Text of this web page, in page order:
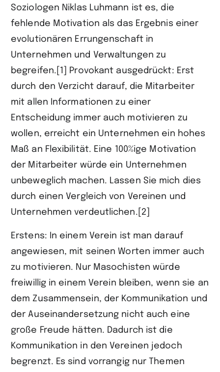
Soziologen Niklas Luhmann ist es, die
fehlende Motivation als das Ergebnis einer
evolutionären Errungenschaft in
Unternehmen und Verwaltungen zu
begreifen.[1] Provokant ausgedrückt: Erst
durch den Verzicht darauf, die Mitarbeiter
mit allen Informationen zu einer
Entscheidung immer auch motivieren zu
wollen, erreicht ein Unternehmen ein hohes
Maß an Flexibilität. Eine 100%ige Motivation
der Mitarbeiter würde ein Unternehmen
unbeweglich machen. Lassen Sie mich dies
durch einen Vergleich von Vereinen und
Unternehmen verdeutlichen.[2]
Erstens: In einem Verein ist man darauf
angewiesen, mit seinen Worten immer auch
zu motivieren. Nur Masochisten würde
freiwillig in einem Verein bleiben, wenn sie an
dem Zusammensein, der Kommunikation und
der Auseinandersetzung nicht auch eine
große Freude hätten. Dadurch ist die
Kommunikation in den Vereinen jedoch
begrenzt. Es sind vorrangig nur Themen